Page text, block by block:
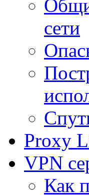
сети
Proxy
VPN
Как